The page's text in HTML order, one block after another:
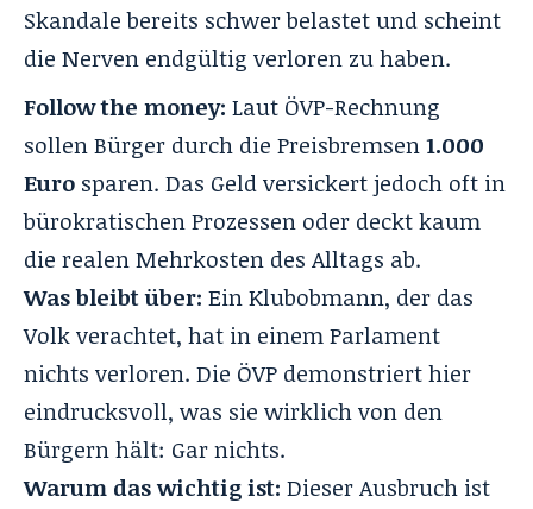
Skandale bereits schwer belastetund scheint
die Nerven endgültig verloren zu haben.
Follow the money: Laut ÖVP-Rechnung
sollen Bürger durch die Preisbremsen1.000
Euro sparen. Das Geld versickert jedoch oft in
bürokratischen Prozessen oder deckt kaum
die realen Mehrkosten des Alltags ab.
Was bleibt über: Ein Klubobmann, der das
Volk verachtet, hat in einem Parlament
nichts verloren. Die ÖVP demonstriert hier
eindrucksvoll, was sie wirklich von den
Bürgern hält: Gar nichts.
Warum das wichtig ist: Dieser Ausbruch ist